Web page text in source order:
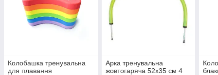
Колобашка тренувальна
для плавання
Арка тренувальна
жовтогаряча 52х35 см 4